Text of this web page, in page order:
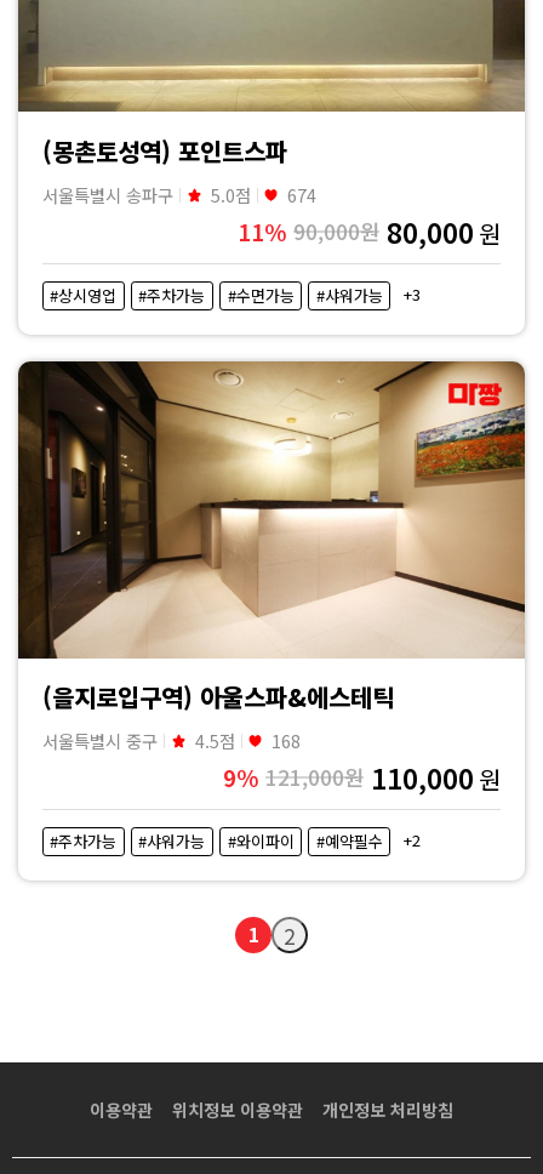
(몽촌토성역) 포인트스파
서울특별시 송파구 5.0점 674
11% 90,000원 80,000 원
#상시영업 #주차가능 #수면가능 #샤워가능 +3
(을지로입구역) 아울스파&에스테틱
서울특별시 중구 4.5점 168
9% 121,000원 110,000 원
#주차가능 #샤워가능 #와이파이 #예약필수 +2
1 2
이용약관 위치정보 이용약관 개인정보 처리방침